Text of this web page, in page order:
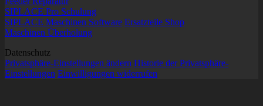
SIPLACE Pro Schulung
SIPLACE Maschinen Software Ersatzteile Shop
Maschinen Überholung
Datenschutz
Privatsphäre-Einstellungen ändern Historie der Privatsphäre-
Einstellungen Einwilligungen widerrufen